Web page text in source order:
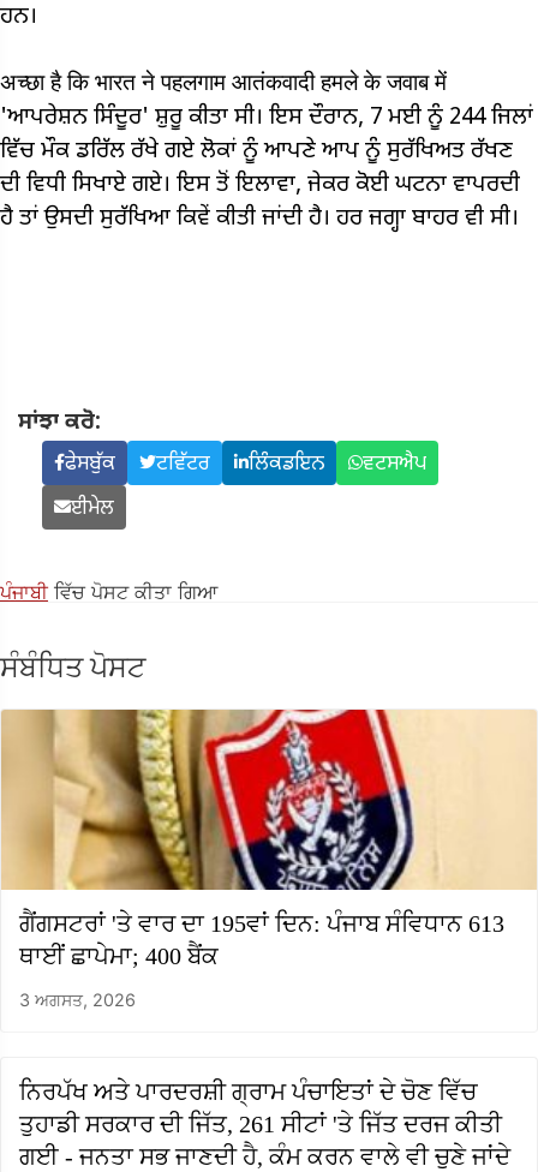
ਹਨ।
अच्छा है कि भारत ने पहलगाम आतंकवादी हमले के जवाब में
'ਆਪਰੇਸ਼ਨ ਸਿੰਦੂਰ' ਸ਼ੁਰੂ ਕੀਤਾ ਸੀ। ਇਸ ਦੌਰਾਨ, 7 ਮਈ ਨੂੰ 244 ਜਿਲਾਂ
ਵਿੱਚ ਮੌਕ ਡਰਿੱਲ ਰੱਖੇ ਗਏ ਲੋਕਾਂ ਨੂੰ ਆਪਣੇ ਆਪ ਨੂੰ ਸੁਰੱਖਿਅਤ ਰੱਖਣ
ਦੀ ਵਿਧੀ ਸਿਖਾਏ ਗਏ। ਇਸ ਤੋਂ ਇਲਾਵਾ, ਜੇਕਰ ਕੋਈ ਘਟਨਾ ਵਾਪਰਦੀ
ਹੈ ਤਾਂ ਉਸਦੀ ਸੁਰੱਖਿਆ ਕਿਵੇਂ ਕੀਤੀ ਜਾਂਦੀ ਹੈ। ਹਰ ਜਗ੍ਹਾ ਬਾਹਰ ਵੀ ਸੀ।
ਸਾਂਝਾ ਕਰੋ:
ਫੇਸਬੁੱਕ ਟਵਿੱਟਰ ਲਿੰਕਡਇਨ
ਵਟਸਐਪ
ਈਮੇਲ
ਪੰਜਾਬੀਵਿੱਚ ਪੋਸਟ ਕੀਤਾ ਗਿਆ
ਸੰਬੰਧਿਤ ਪੋਸਟ
ਗੈਂਗਸਟਰਾਂ 'ਤੇ ਵਾਰ ਦਾ 195ਵਾਂ ਦਿਨ: ਪੰਜਾਬ ਸੰਵਿਧਾਨ 613
ਥਾਈਂ ਛਾਪੇਮਾ; 400 ਬੈਂਕ
3 ਅਗਸਤ, 2026
ਨਿਰਪੱਖ ਅਤੇ ਪਾਰਦਰਸ਼ੀ ਗ੍ਰਾਮ ਪੰਚਾਇਤਾਂ ਦੇ ਚੋਣ ਵਿੱਚ
ਤੁਹਾਡੀ ਸਰਕਾਰ ਦੀ ਜਿੱਤ, 261 ਸੀਟਾਂ 'ਤੇ ਜਿੱਤ ਦਰਜ ਕੀਤੀ
ਗਈ - ਜਨਤਾ ਸਭ ਜਾਣਦੀ ਹੈ, ਕੰਮ ਕਰਨ ਵਾਲੇ ਵੀ ਚੁਣੇ ਜਾਂਦੇ